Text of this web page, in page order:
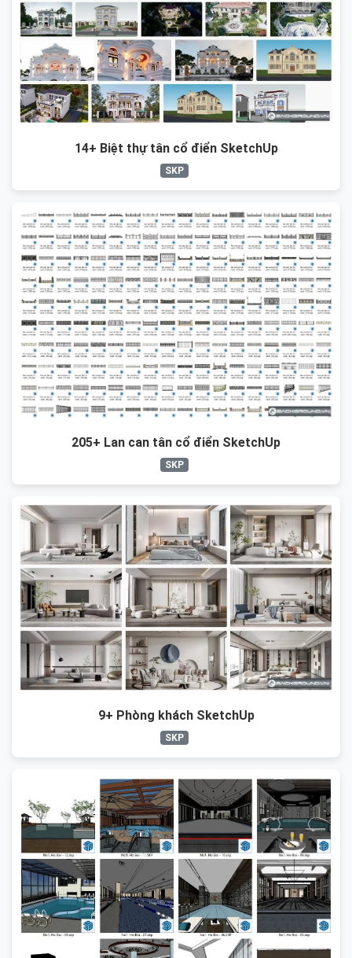
14+ Biệt thự tân cổ điển SketchUp
SKP
205+ Lan can tân cổ điển SketchUp
SKP
9+ Phòng khách SketchUp
SKP